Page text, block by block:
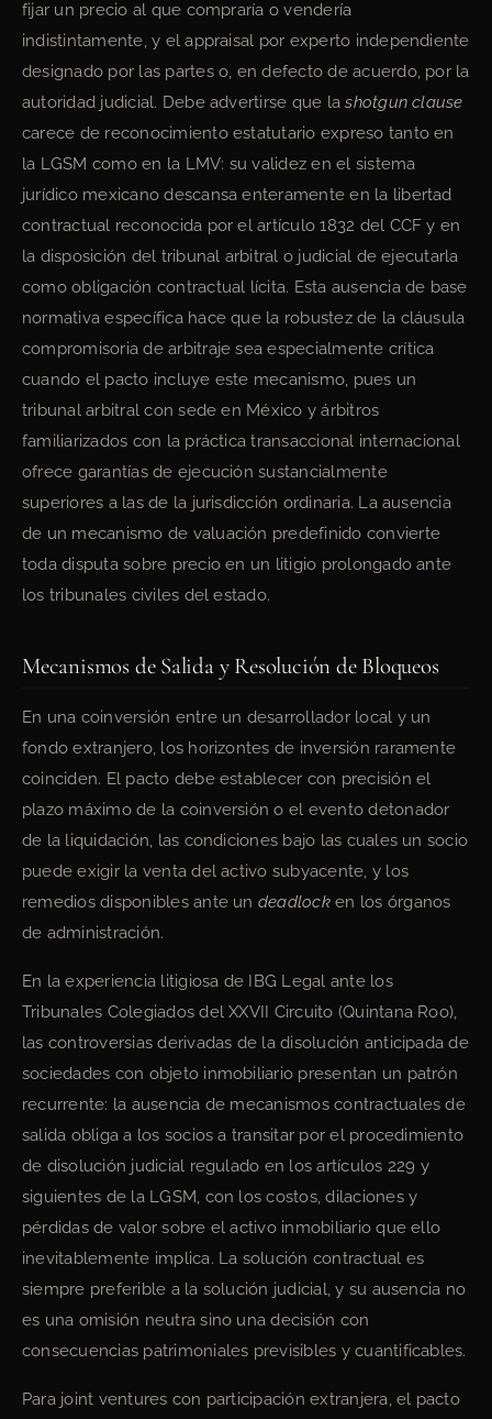
fijar un precio al que compraría o vendería
indistintamente, y el appraisal por experto independiente
designado por las partes o, en defecto de acuerdo, por la
autoridad judicial. Debe advertirse que lashotgun clause
carece de reconocimiento estatutario expreso tanto en
la LGSM como en la LMV: su validez en el sistema
jurídico mexicano descansa enteramente en la libertad
contractual reconocida por el artículo 1832 del CCF y en
la disposición del tribunal arbitral o judicial de ejecutarla
como obligación contractual lícita. Esta ausencia de base
normativa específica hace que la robustez de la cláusula
compromisoria de arbitraje sea especialmente crítica
cuando el pacto incluye este mecanismo, pues un
tribunal arbitral con sede en México y árbitros
familiarizados con la práctica transaccional internacional
ofrece garantías de ejecución sustancialmente
superiores a las de la jurisdicción ordinaria. La ausencia
de un mecanismo de valuación predefinido convierte
toda disputa sobre precio en un litigio prolongado ante
los tribunales civiles del estado.
Mecanismos de Salida y Resolución de Bloqueos
En una coinversión entre un desarrollador local y un
fondo extranjero, los horizontes de inversión raramente
coinciden. El pacto debe establecer con precisión el
plazo máximo de la coinversión o el evento detonador
de la liquidación, las condiciones bajo las cuales un socio
puede exigir la venta del activo subyacente, y los
remedios disponibles ante un deadlocken los órganos
de administración.
En la experiencia litigiosa de IBG Legal ante los
Tribunales Colegiados del XXVII Circuito (Quintana Roo),
las controversias derivadas de la disolución anticipada de
sociedades con objeto inmobiliario presentan un patrón
recurrente: la ausencia de mecanismos contractuales de
salida obliga a los socios a transitar por el procedimiento
de disolución judicial regulado en los artículos 229 y
siguientes de la LGSM, con los costos, dilaciones y
pérdidas de valor sobre el activo inmobiliario que ello
inevitablemente implica. La solución contractual es
siempre preferible a la solución judicial, y su ausencia no
es una omisión neutra sino una decisión con
consecuencias patrimoniales previsibles y cuantificables.
Para joint ventures con participación extranjera, el pacto